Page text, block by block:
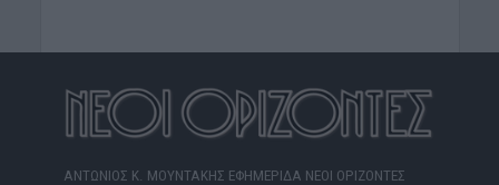
ΑΝΤΩΝΙΟΣ Κ. ΜΟΥΝΤΑΚΗΣ ΕΦΗΜΕΡΙΔΑ ΝΕΟΙ ΟΡΙΖΟΝΤΕΣ